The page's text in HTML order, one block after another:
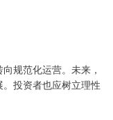
规范化运营。未来，
投资者也应树立理性